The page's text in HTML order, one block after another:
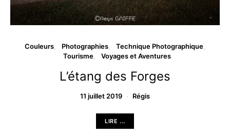
Couleurs Photographies
Technique Photographique
Tourisme
Voyages et Aventures
L’étang des Forges
11 juillet 2019 Régis
LIRE ...